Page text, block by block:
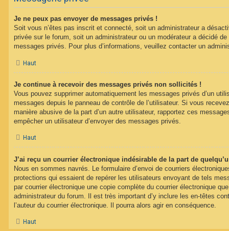
Je ne peux pas envoyer de messages privés !
Soit vous n’êtes pas inscrit et connecté, soit un administrateur a
privée sur le forum, soit un administrateur ou un modérateur a décidé de
messages privés. Pour plus d’informations, veuillez contacter un
Haut
Je continue à recevoir des messages privés non sollicités !
Vous pouvez supprimer automatiquement les messages privés d’un
messages depuis le panneau de contrôle de l’utilisateur. Si vous
manière abusive de la part d’un autre utilisateur, rapportez ces
empêcher un utilisateur d’envoyer des messages privés.
Haut
J’ai reçu un courrier électronique indésirable de la part de
Nous en sommes navrés. Le formulaire d’envoi de courriers
protections qui essaient de repérer les utilisateurs envoyant de tels
par courrier électronique une copie complète du courrier électronique
administrateur du forum. Il est très important d’y inclure les en-têtes
l’auteur du courrier électronique. Il pourra alors agir en conséquence.
Haut